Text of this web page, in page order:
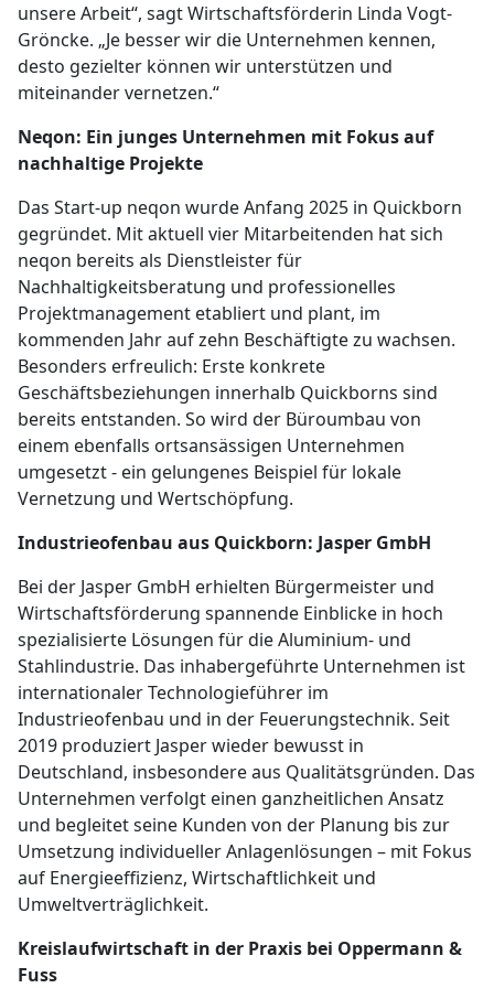
unsere Arbeit“, sagt Wirtschaftsförderin Linda Vogt-
Gröncke. „Je besser wir die Unternehmen kennen,
desto gezielter können wir unterstützen und
miteinander vernetzen.“
Neqon: Ein junges Unternehmen mit Fokus auf
nachhaltige Projekte
Das Start-up neqon wurde Anfang 2025 in Quickborn
gegründet. Mit aktuell vier Mitarbeitenden hat sich
neqon bereits als Dienstleister für
Nachhaltigkeitsberatung und professionelles
Projektmanagement etabliert und plant, im
kommenden Jahr auf zehn Beschäftigte zu wachsen.
Besonders erfreulich: Erste konkrete
Geschäftsbeziehungen innerhalb Quickborns sind
bereits entstanden. So wird der Büroumbau von
einem ebenfalls ortsansässigen Unternehmen
umgesetzt - ein gelungenes Beispiel für lokale
Vernetzung und Wertschöpfung.
Industrieofenbau aus Quickborn: Jasper GmbH
Bei der Jasper GmbH erhielten Bürgermeister und
Wirtschaftsförderung spannende Einblicke in hoch
spezialisierte Lösungen für die Aluminium- und
Stahlindustrie. Das inhabergeführte Unternehmen ist
internationaler Technologieführer im
Industrieofenbau und in der Feuerungstechnik. Seit
2019 produziert Jasper wieder bewusst in
Deutschland, insbesondere aus Qualitätsgründen. Das
Unternehmen verfolgt einen ganzheitlichen Ansatz
und begleitet seine Kunden von der Planung bis zur
Umsetzung individueller Anlagenlösungen – mit Fokus
auf Energieeffizienz, Wirtschaftlichkeit und
Umweltverträglichkeit.
Kreislaufwirtschaft in der Praxis bei Oppermann &
Fuss